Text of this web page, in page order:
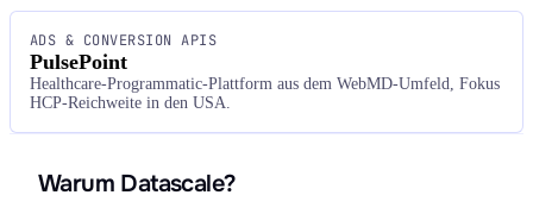
ADS & CONVERSION APIS
PulsePoint
Healthcare-Programmatic-Plattform aus dem WebMD-Umfeld, Fokus
HCP-Reichweite in den USA.
Warum Datascale?